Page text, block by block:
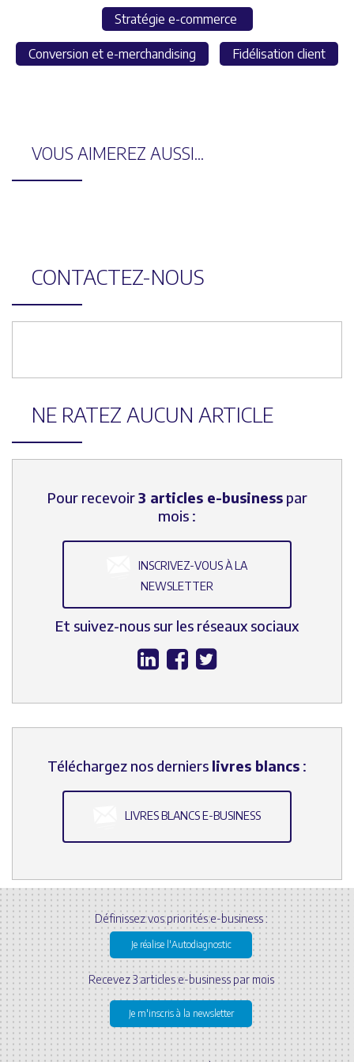
Stratégie e-commerce
Conversion et e-merchandising Fidélisation client
VOUS AIMEREZ AUSSI...
CONTACTEZ-NOUS
NE RATEZ AUCUN ARTICLE
Pour recevoir3 articles e-businesspar
mois :
INSCRIVEZ-VOUS À LA
NEWSLETTER
Et suivez-nous sur les réseaux sociaux
Téléchargez nos derniers livres blancs :
LIVRES BLANCS E-BUSINESS
Définissez vos priorités e-business :
Je réalise l'Autodiagnostic
Recevez 3 articles e-business par mois
Je m'inscris à la newsletter